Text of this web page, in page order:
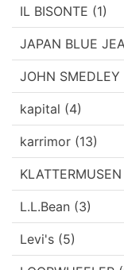
IL BISONTE (1)
JAPAN BLUE
JOHN SMEDLEY
kapital (4)
karrimor (13)
L.L.Bean (3)
Levi's (5)